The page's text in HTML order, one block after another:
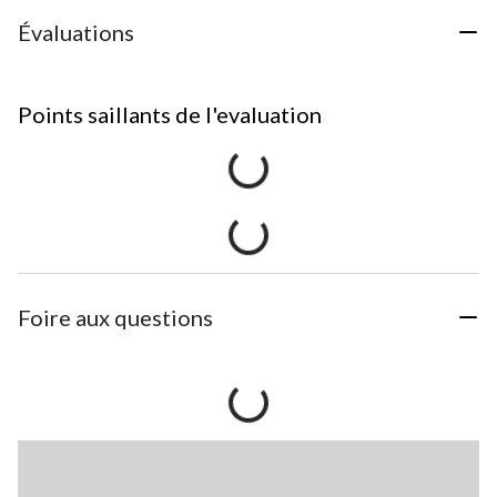
Évaluations
Points saillants de l'evaluation
Foire aux questions